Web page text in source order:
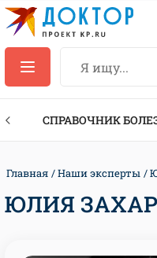
СПРАВОЧНИК
Главная Наши эксперты
ЮЛИЯ